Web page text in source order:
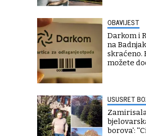
OBAVIJEST
Darkom i
na
skraćeno.
možete
USUSRET
borova':